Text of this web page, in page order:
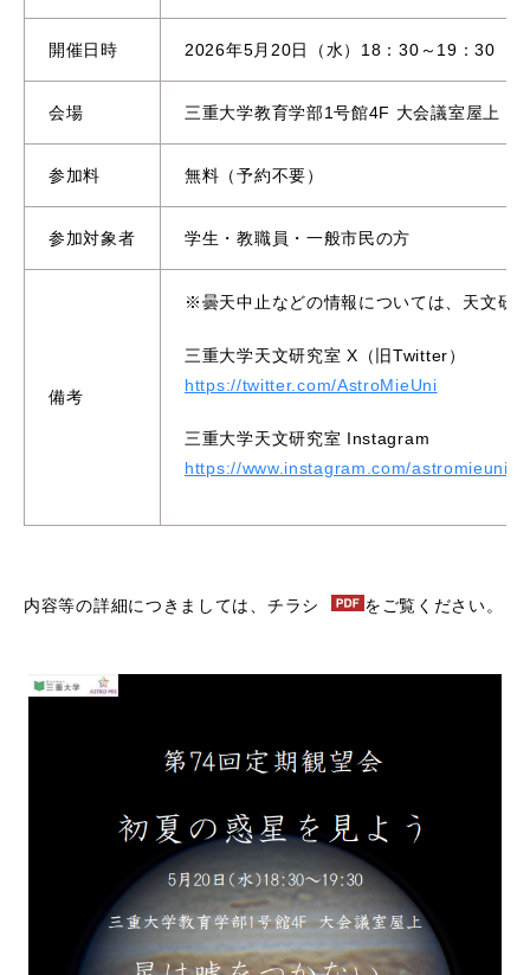
開催日時 2026年5月20日（水）18：30～19：30
会場 三重大学教育学部1号館4F 大会議室屋上
参加料 無料（予約不要）
参加対象者 学生・教職員・一般市民の方
備考
※曇天中止などの情報については、天文研
三重大学天文研究室 X（旧Twitter）
https://twitter.com/AstroMieUni
三重大学天文研究室 Instagram
https://www.instagram.com/astromieuni/
内容等の詳細につきましては、 チラシ をご覧ください。